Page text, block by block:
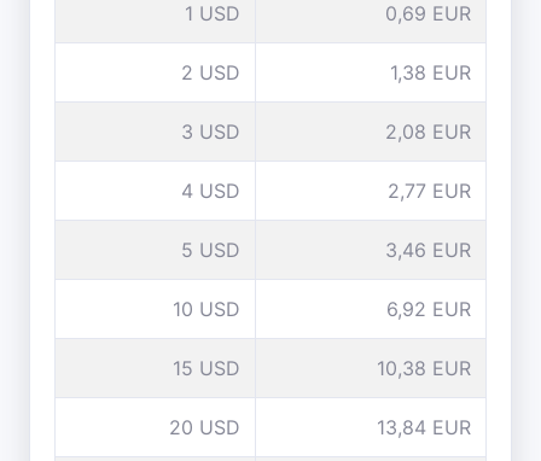
1 USD 0,69 EUR
2 USD 1,38 EUR
3 USD 2,08 EUR
4 USD 2,77 EUR
5 USD 3,46 EUR
10 USD 6,92 EUR
15 USD 10,38 EUR
20 USD 13,84 EUR